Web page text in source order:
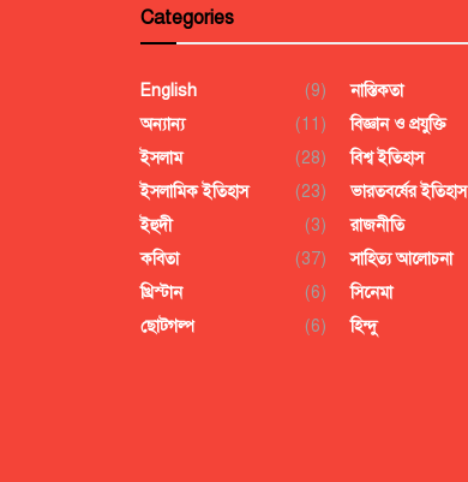
Categories
English
(9)
অন্যান্য
(11)
ইসলাম
(28)
ইসলামিক ইতিহাস
(23)
ইহুদী
(3)
কবিতা
(37)
খ্রিস্টান
(6)
ছোটগল্প
(6)
নাস্তিকতা
বিজ্ঞান ও প্রযুক্তি
বিশ্ব ইতিহাস
ভারতবর্ষের ইতিহাস
রাজনীতি
সাহিত্য আলোচনা
সিনেমা
হিন্দু